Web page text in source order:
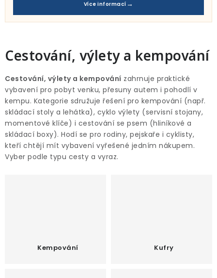
Testovací laboratoř
Kontakt
Více informací
Cestování, výlety a kempování
Cestování, výlety a kempování zahrnuje praktické
vybavení pro pobyt venku, přesuny autem i pohodlí v
kempu. Kategorie sdružuje řešení pro kempování (např.
skládací stoly a lehátka), cyklo výlety (servisní stojany,
momentové klíče) i cestování se psem (hliníkové a
skládací boxy). Hodí se pro rodiny, pejskaře i cyklisty,
kteří chtějí mít vybavení vyřešené jedním nákupem.
Vyber podle typu cesty a vyraz.
Kempování Kufry